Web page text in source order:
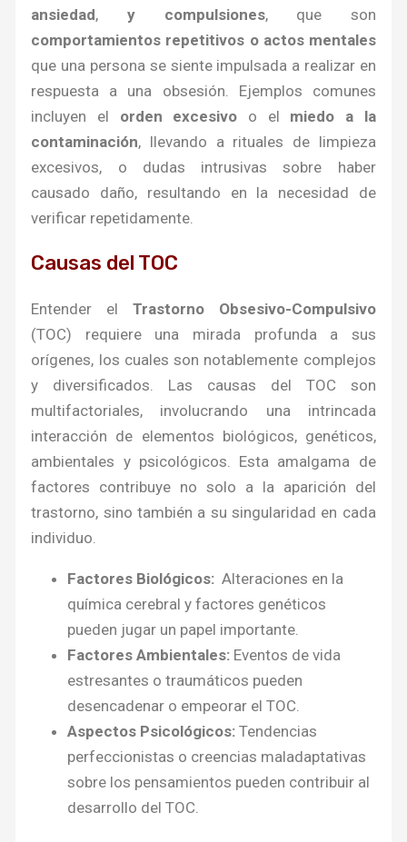
ansiedad, y compulsiones, que son
comportamientos repetitivos o actos mentales
que una persona se siente impulsada a realizar en
respuesta a una obsesión. Ejemplos comunes
incluyen el orden excesivo o el miedo a la
contaminación, llevando a rituales de limpieza
excesivos, o dudas intrusivas sobre haber
causado daño, resultando en la necesidad de
verificar repetidamente.
Causas del TOC
Entender el Trastorno Obsesivo-Compulsivo
(TOC) requiere una mirada profunda a sus
orígenes, los cuales son notablemente complejos
y diversificados. Las causas del TOC son
multifactoriales, involucrando una intrincada
interacción de elementos biológicos, genéticos,
ambientales y psicológicos. Esta amalgama de
factores contribuye no solo a la aparición del
trastorno, sino también a su singularidad en cada
individuo.
Factores Biológicos:Alteraciones en la
química cerebral y factores genéticos
pueden jugar un papel importante.
Factores Ambientales: Eventos de vida
estresantes o traumáticos pueden
desencadenar o empeorar el TOC.
Aspectos Psicológicos:Tendencias
perfeccionistas o creencias maladaptativas
sobre los pensamientos pueden contribuir al
desarrollo del TOC.